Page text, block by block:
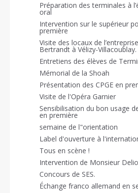
Préparation des terminales à
oral
Intervention sur le supérieur
première
Visite des locaux de
Bertrandt à Vélizy-Villacoublay.
Entretiens des élèves de
Mémorial de la Shoah
Présentation des CPGE en
Visite de l'Opéra Garnier
Sensibilisation du bon usage
en première
semaine de l"orientation
Label d'ouverture à
Tous en scène !
Intervention de Monsieur
Concours de SES.
Échange franco allemand en